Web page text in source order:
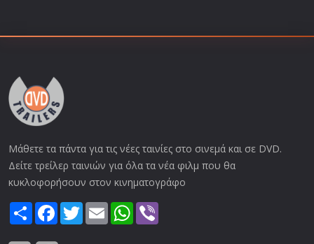
Μάθετε τα πάντα για τις νέες ταινίες στο σινεμά και σε DVD.
Δείτε τρείλερ ταινιών για όλα τα νέα φιλμ που θα
κυκλοφορήσουν στον κινηματογράφο
ShareFacebook
TwitterEmail WhatsApp